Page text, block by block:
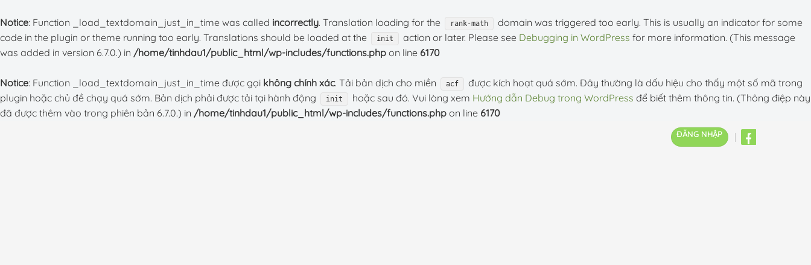
Notice: Function _load_textdomain_just_in_time was called incorrectly. Translation loading for the rank-math
domain was triggered too early. This is usually an indicator for some
code in the plugin or theme running too early. Translations should be loaded at the
init action or later. Please see Debugging in WordPress for more information. (This message
was added in version 6.7.0.) in /home/tinhdau1/public_html/wp-includes/functions.php on line 6170
Notice: Function _load_textdomain_just_in_time được gọi không chính xác. Tải bản dịch cho miền acf
được kích hoạt quá sớm. Đây thường là dấu hiệu cho thấy một số mã trong
plugin hoặc chủ đề chạy quá sớm. Bản dịch phải được tải tại hành động
init hoặc sau đó. Vui lòng xem Hướng dẫn Debug trong WordPress để biết thêm thông tin. (Thông điệp này
đã được thêm vào trong phiên bản 6.7.0.) in /home/tinhdau1/public_html/wp-includes/functions.php on line 6170
ĐĂNG NHẬP